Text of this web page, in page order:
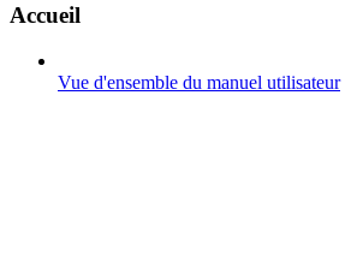
Accueil
Vue d'ensemble du manuel utilisateur